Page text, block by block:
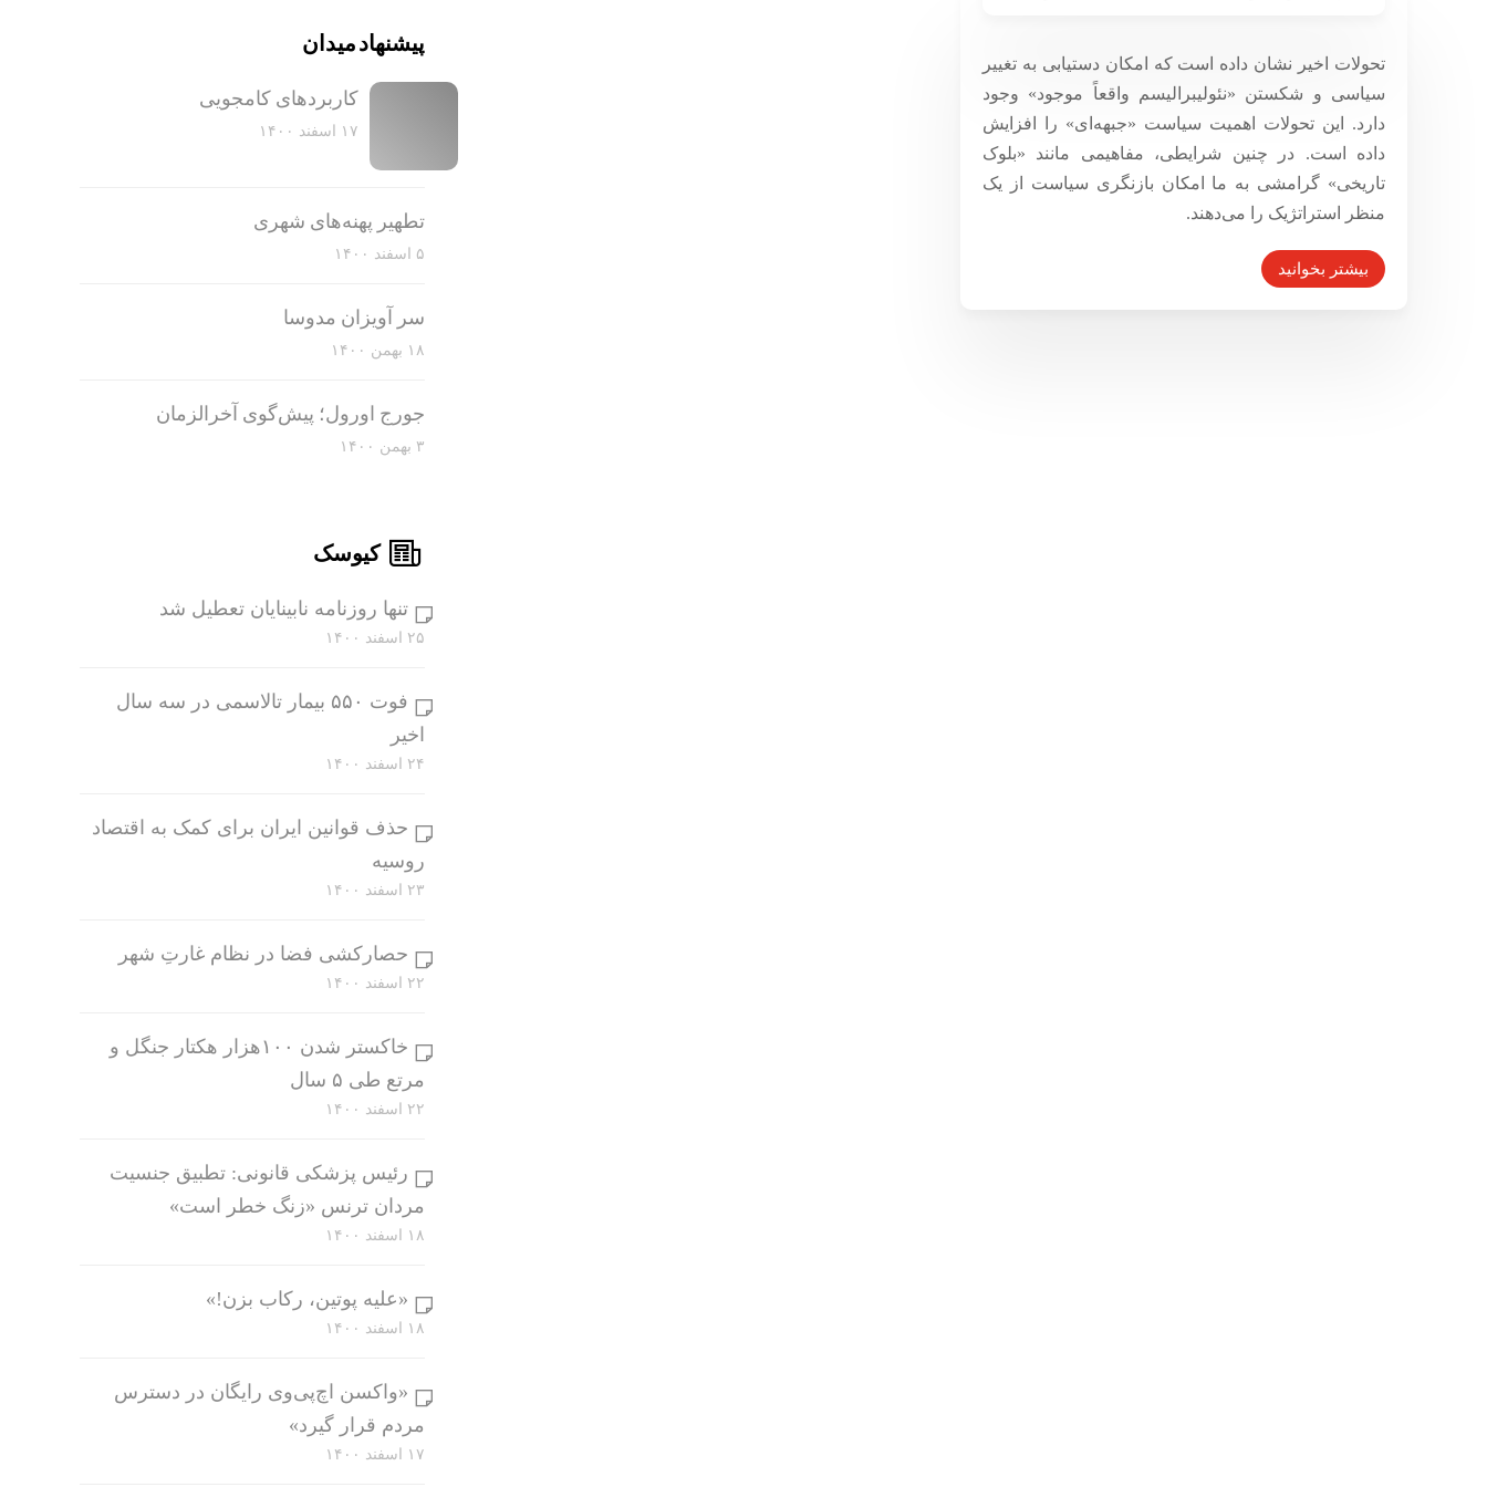
«بلوک تاریخی» به عنوان یک مفهوم
استراتژیک
۳ بهمن ۱۳۹۶
تحولات اخیر نشان داده است که امکان دستیابی به تغییر
سیاسی و شکستن «نئولیبرالیسم واقعاً موجود» وجود
دارد. این تحولات اهمیت سیاست «جبهه‌ای» را افزایش
داده است. در چنین شرایطی، مفاهیمی مانند «بلوک
تاریخی» گرامشی به ما امکان بازنگری سیاست از یک
منظر استراتژیک را می‌دهند.
بیشتر بخوانید
پیشنهاد میدان
کاربرد‌های کامجویی
۱۷ اسفند ۱۴۰۰
تطهیر پهنه‌های شهری
۵ اسفند ۱۴۰۰
سر آویزان مدوسا
۱۸ بهمن ۱۴۰۰
جورج اورول؛ پیش‌گوی آخرالزمان
۳ بهمن ۱۴۰۰
کیوسک
تنها روزنامه نابینایان تعطیل شد
۲۵ اسفند ۱۴۰۰
فوت ۵۵۰ بیمار تالاسمی در سه سال
اخیر
۲۴ اسفند ۱۴۰۰
حذف قوانین ایران برای کمک به اقتصاد
روسیه
۲۳ اسفند ۱۴۰۰
حصارکشی فضا در نظام غارتِ شهر
۲۲ اسفند ۱۴۰۰
خاکستر شدن ۱۰۰هزار هکتار جنگل و
مرتع طی ۵ سال
۲۲ اسفند ۱۴۰۰
رئیس پزشکی قانونی: تطبیق جنسیت
مردان ترنس «زنگ خطر است»
۱۸ اسفند ۱۴۰۰
«علیه پوتین، رکاب بزن!»
۱۸ اسفند ۱۴۰۰
«واکسن اچ‌پی‌وی رایگان در دسترس
مردم قرار گیرد»
۱۷ اسفند ۱۴۰۰